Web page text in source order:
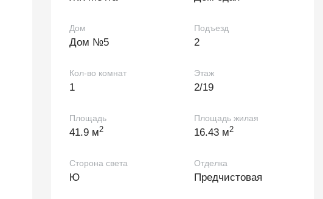
Дом
Дом №5
Подъезд
2
Кол-во комнат
1
Этаж
2/19
Площадь
41.9 м2
Площадь жилая
16.43 м2
Сторона света
Ю
Отделка
Предчистовая